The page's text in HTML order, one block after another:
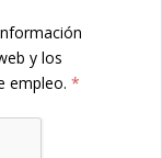
y los
empleo. *